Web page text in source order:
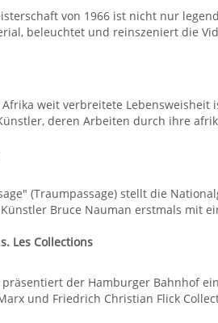
von 1966 ist nicht nur
beleuchtet und reinszeniert die
Afrika weit verbreitete
deren Arbeiten durch ihre
(Traumpassage) stellt die
Bruce Nauman erstmals mit
Les Collections
der Hamburger Bahnhof
und Friedrich Christian Flick